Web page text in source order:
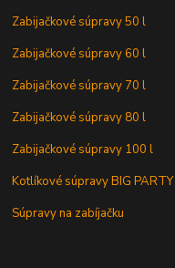
Zabijačkové súpravy 50 l
Zabijačkové súpravy 60 l
Zabijačkové súpravy 70 l
Zabijačkové súpravy 80 l
Zabijačkové súpravy 100 l
Kotlíkové súpravy BIG PARTY
Súpravy na zabíjačku